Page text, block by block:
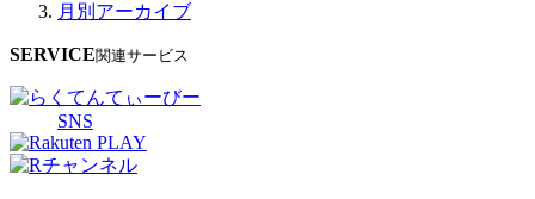
月別アーカイブ
SERVICE関連サービス
SNS